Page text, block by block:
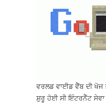
ਵਰਲਡ ਵਾਈਡ ਵੈੱਬ ਦੀ ਖੋਜ
ਸ਼ੁਰੂ ਹੋਈ ਸੀ ਇੰਟਰਨੈੱਟ ਸੇਵਾ